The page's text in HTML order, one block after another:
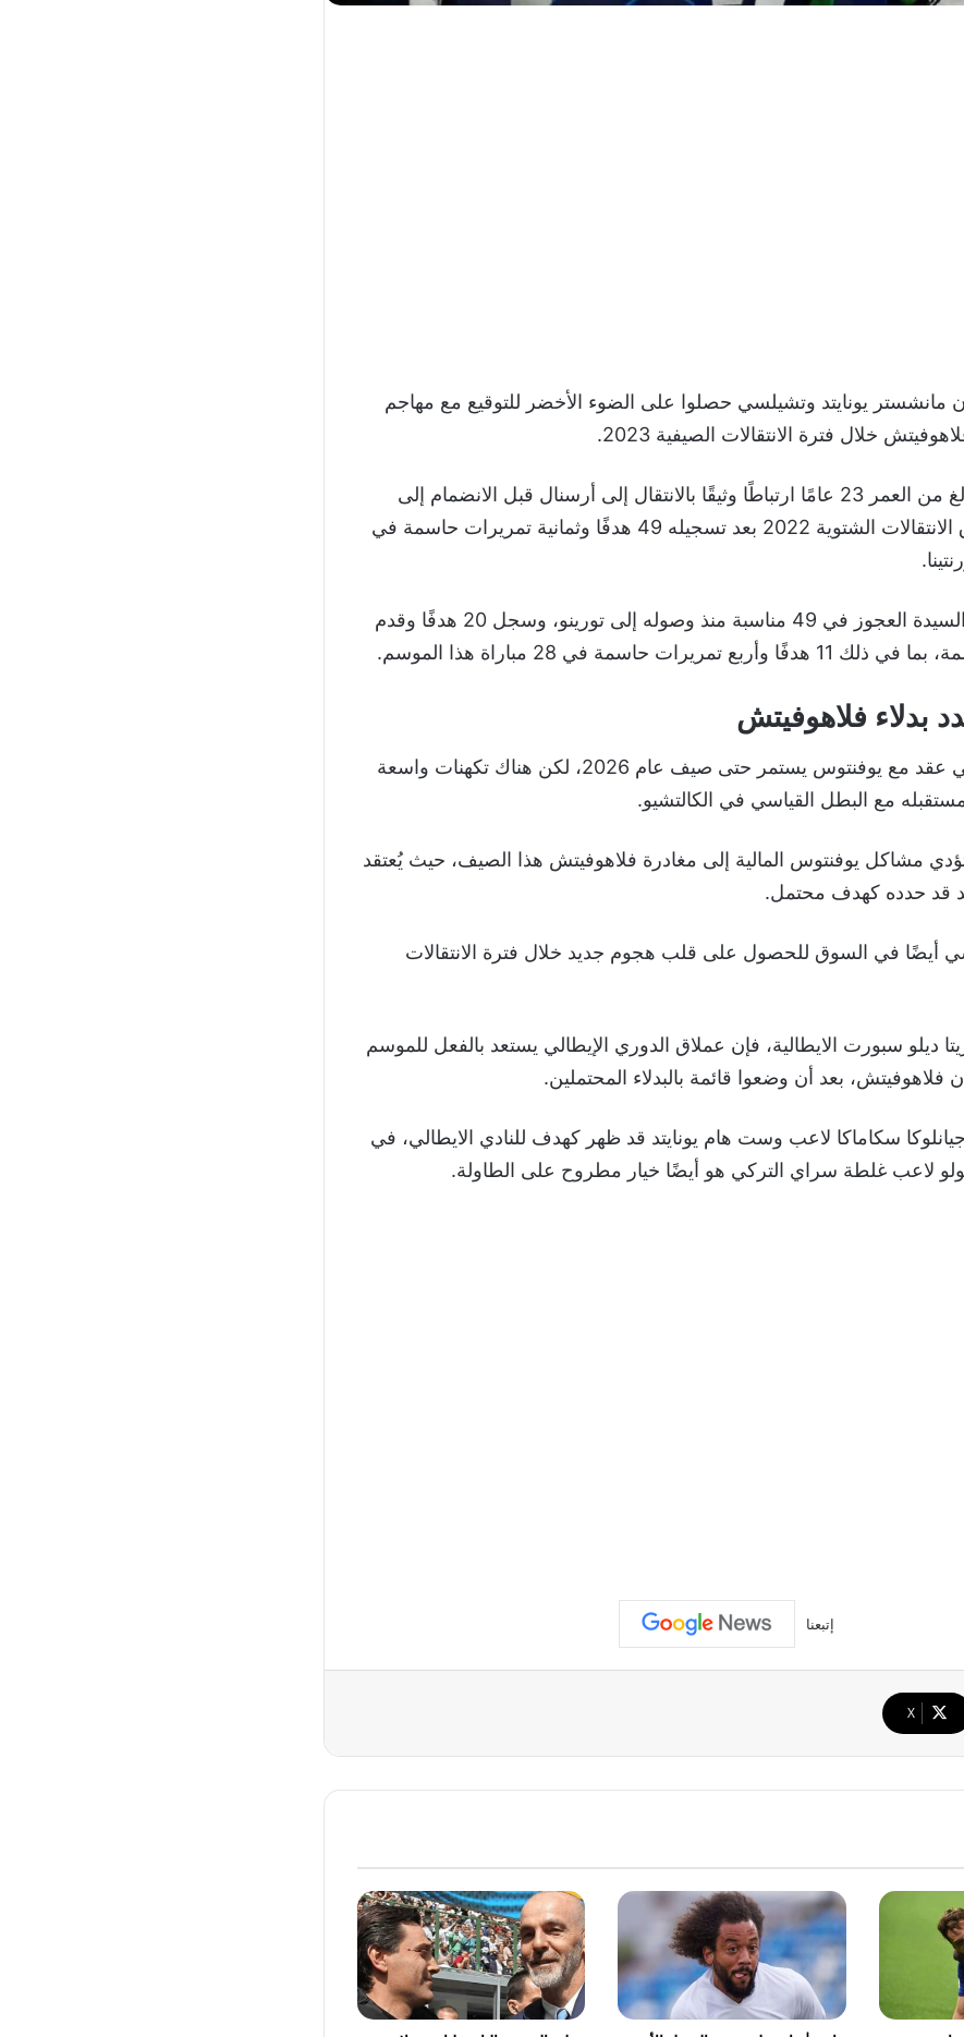
مانشستر يونايتد وتشيلسي حصلوا على الضوء الأخضر للتوقيع مع مهاجم
خلال فترة الانتقالات الصيفية 2023.
وارتبط اللاعب البالغ من العمر 23 عامًا ارتباطًا وثيقًا بالانتقال إلى أرسنال قبل الانضمام إلى
يوفنتوس في سوق الانتقالات الشتوية 2022 بعد تسجيله 49 هدفًا وثمانية تمريرات حاسمة في
ومثل فلاهوفيتش السيدة العجوز في 49 مناسبة منذ وصوله إلى تورينو، وسجل 20 هدفًا وقدم
حاسمة في 28 مباراة هذا الموسم.
بدلاء فلاهوفيتش
لدى الدولي الصربي عقد مع يوفنتوس يستمر حتى صيف عام 2026، لكن هناك تكهنات واسعة
مع البطل القياسي في الكالتشيو.
مشاكل يوفنتوس المالية إلى مغادرة فلاهوفيتش هذا الصيف، حيث يُعتقد
قد حدده كهدف محتمل.
أيضًا في السوق للحصول على قلب هجوم جديد خلال فترة الانتقالات
ديلو سبورت الايطالية، فإن عملاق الدوري الإيطالي يستعد بالفعل للموسم
فلاهوفيتش، بعد أن وضعوا قائمة بالبدلاء المحتملين.
سكاماكا لاعب وست هام يونايتد قد ظهر كهدف للنادي الايطالي، في
لاعب غلطة سراي التركي هو أيضًا خيار مطروح على الطاولة.
إتبعنا
‫X